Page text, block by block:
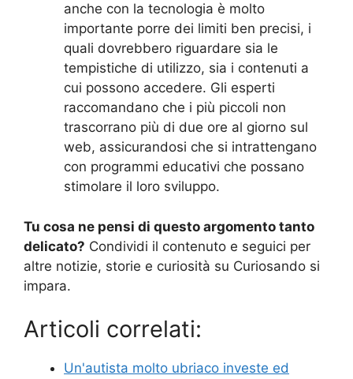
anche con la tecnologia è molto
importante porre dei limiti ben precisi, i
quali dovrebbero riguardare sia le
tempistiche di utilizzo, sia i contenuti a
cui possono accedere. Gli esperti
raccomandano che i più piccoli non
trascorrano più di due ore al giorno sul
web, assicurandosi che si intrattengano
con programmi educativi che possano
stimolare il loro sviluppo.
Tu cosa ne pensi di questo argomento tanto
delicato? Condividi il contenuto e seguici per
altre notizie, storie e curiosità su Curiosando si
impara.
Articoli correlati:
Un'autista molto ubriaco investe ed